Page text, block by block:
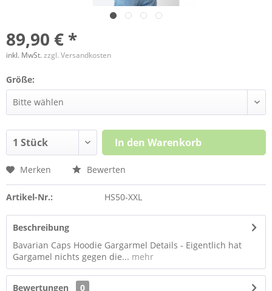
89,90 € *
inkl. MwSt.zzgl. Versandkosten
Größe:
In den Warenkorb
Merken Bewerten
Artikel-Nr.: HS50-XXL
Beschreibung
Bavarian Caps Hoodie Gargarmel Details - Eigentlich hat
Gargamel nichts gegen die... mehr
Bewertungen
0